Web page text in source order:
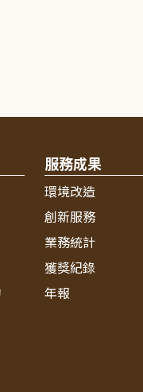
服務成果
環境改造
創新服務
業務統計
獲獎紀錄
年報